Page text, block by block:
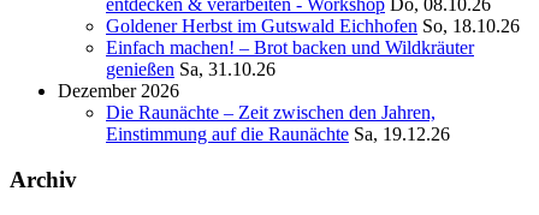
Goldener Herbst im Gutswald Eichhofen So, 18.10.26
Einfach machen! – Brot backen und Wildkräuter
genießen Sa, 31.10.26
Dezember 2026
Die Raunächte – Zeit zwischen den Jahren,
Einstimmung auf die Raunächte Sa, 19.12.26
Archiv